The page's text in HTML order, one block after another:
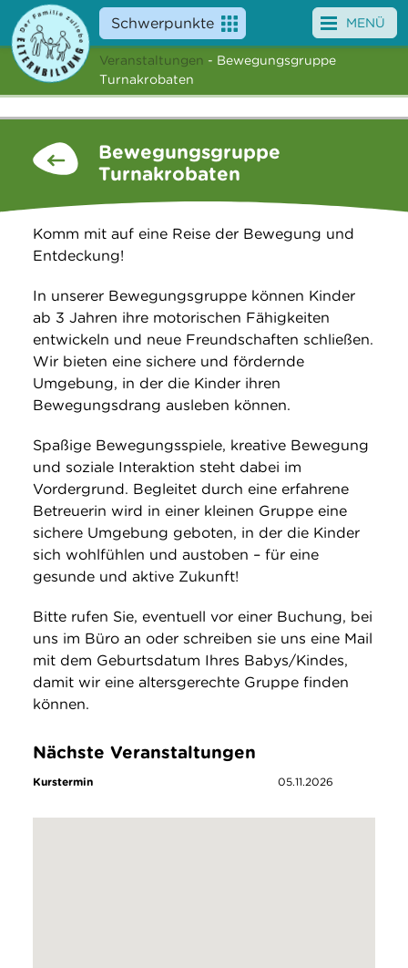
Schwerpunkte
Angebote
News
Über uns
MENÜ
Veranstaltungen - Bewegungsgruppe
Turnakrobaten
Bewegungsgruppe
Turnakrobaten
Komm mit auf eine Reise der Bewegung und
Entdeckung!
In unserer Bewegungsgruppe können Kinder
ab 3 Jahren ihre motorischen Fähigkeiten
entwickeln und neue Freundschaften schließen.
Wir bieten eine sichere und fördernde
Umgebung, in der die Kinder ihren
Bewegungsdrang ausleben können.
Spaßige Bewegungsspiele, kreative Bewegung
und soziale Interaktion steht dabei im
Vordergrund. Begleitet durch eine erfahrene
Betreuerin wird in einer kleinen Gruppe eine
sichere Umgebung geboten, in der die Kinder
sich wohlfühlen und austoben – für eine
gesunde und aktive Zukunft!
Bitte rufen Sie, eventuell vor einer Buchung, bei
uns im Büro an oder schreiben sie uns eine Mail
mit dem Geburtsdatum Ihres Babys/Kindes,
damit wir eine altersgerechte Gruppe finden
können.
Nächste Veranstaltungen
Kurstermin 05.11.2026